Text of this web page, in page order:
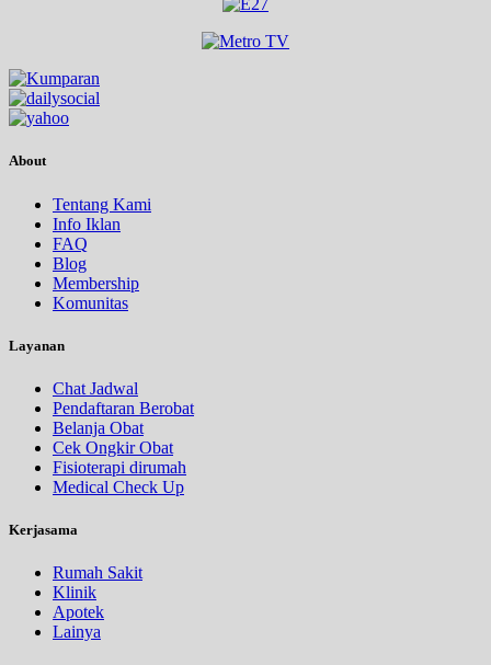
About
Tentang Kami
Info Iklan
FAQ
Blog
Membership
Komunitas
Layanan
Chat Jadwal
Pendaftaran Berobat
Belanja Obat
Cek Ongkir Obat
Fisioterapi dirumah
Medical Check Up
Kerjasama
Rumah Sakit
Klinik
Apotek
Lainya